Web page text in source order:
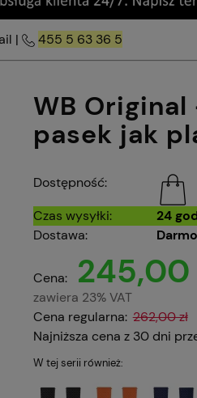
| 455 5 63 36 5
WB
pasek jak
Dostępność:
Czas wysyłki:
24
Dostawa:
Cena: 245,00
zawiera 23% VAT
Cena regularna: 262,00 zł
Najniższa cena z 30 dni
W tej serii również: